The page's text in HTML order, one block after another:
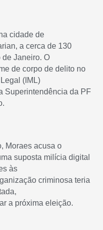
cidade de
a cerca de 130
Janeiro. O
de corpo de delito no
(IML)
Superintendência da PF
Moraes acusa o
suposta milícia digital
às
criminosa teria
a próxima eleição.